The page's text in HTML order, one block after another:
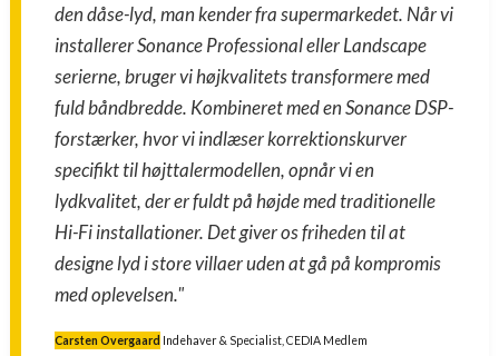
den dåse-lyd, man kender fra supermarkedet. Når vi
installerer Sonance Professional eller Landscape
serierne, bruger vi højkvalitets transformere med
fuld båndbredde. Kombineret med en Sonance DSP-
forstærker, hvor vi indlæser korrektionskurver
specifikt til højttalermodellen, opnår vi en
lydkvalitet, der er fuldt på højde med traditionelle
Hi-Fi installationer. Det giver os friheden til at
designe lyd i store villaer uden at gå på kompromis
med oplevelsen."
Carsten Overgaard Indehaver & Specialist, CEDIA Medlem